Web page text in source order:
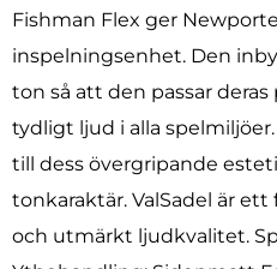
Fishman Flex ger
inspelningsenhet. Den
ton så att den passar
tydligt ljud i alla
till dess övergripande
tonkaraktär. ValSadel är
och utmärkt ljudkvalitet.